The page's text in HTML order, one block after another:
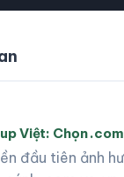
Việt: Chọn
đầu tiên ảnh